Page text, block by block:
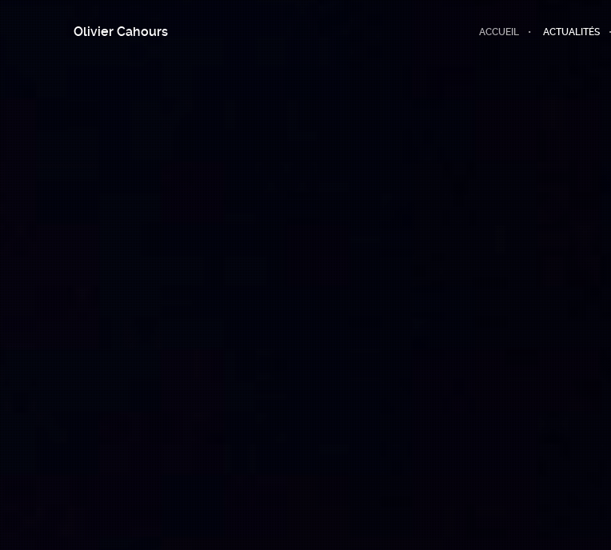
Olivier Cahours ACCUEIL ACTUALITÉS